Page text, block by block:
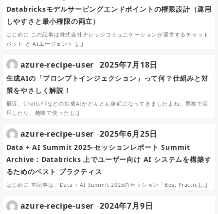
Databricksモデルサービングエンドポイントの権限設計（運用
しやすさと最小権限の両立）
はじめに この記事は株式会社ナレッジコミュニケーションが運営するチャット
ボット と AIエージェント […]
生成AIの「プロンプトインジェクション」って何？仕組みと対
策をやさしく解説！
最近、ChatGPTなどの生成AIがどんどん身近になってきましたよね。業務で活
用したり、趣味で使った […]
azure-recipe-user 2025年7月18日
Data + AI Summit 2025-セッションレポート Summit
Archive : Databricks 上でユーザー向け AI システムを構築す
るためのベスト プラクティス
はじめに 本記事は、Data + AI Summit 2025のセッション「Best Practic […]
azure-recipe-user 2025年6月25日
azure-recipe-user 2024年7月9日